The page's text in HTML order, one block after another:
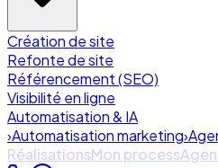
Création de site
Refonte de site
Référencement (SEO)
Visibilité en ligne
Automatisation & IA
›Automatisation marketing›
RéalisationsMon process